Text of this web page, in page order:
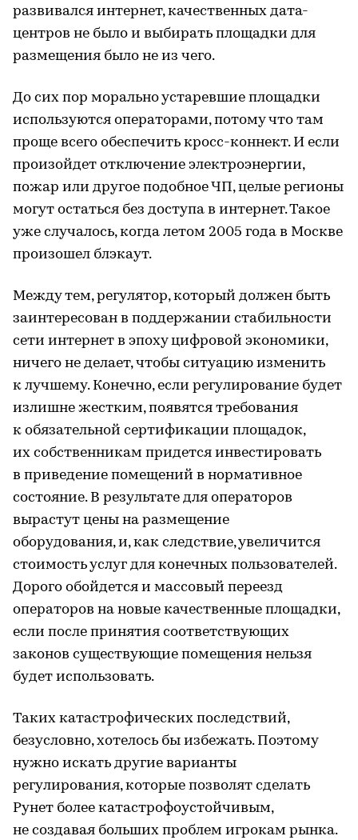
развивался интернет, качественных дата-
центров не было и выбирать площадки для
размещения было не из чего.
До сих пор морально устаревшие площадки
используются операторами, потому что там
проще всего обеспечить кросс-коннект. И если
произойдет отключение электроэнергии,
пожар или другое подобное ЧП, целые регионы
могут остаться без доступа в интернет. Такое
уже случалось, когда летом 2005 года в Москве
произошел блэкаут.
Между тем, регулятор, который должен быть
заинтересован в поддержании стабильности
сети интернет в эпоху цифровой экономики,
ничего не делает, чтобы ситуацию изменить
к лучшему. Конечно, если регулирование будет
излишне жестким, появятся требования
к обязательной сертификации площадок,
их собственникам придется инвестировать
в приведение помещений в нормативное
состояние. В результате для операторов
вырастут цены на размещение
оборудования, и, как следствие, увеличится
стоимость услуг для конечных пользователей.
Дорого обойдется и массовый переезд
операторов на новые качественные площадки,
если после принятия соответствующих
законов существующие помещения нельзя
будет использовать.
Таких катастрофических последствий,
безусловно, хотелось бы избежать. Поэтому
нужно искать другие варианты
регулирования, которые позволят сделать
Рунет более катастрофоустойчивым,
не создавая больших проблем игрокам рынка.